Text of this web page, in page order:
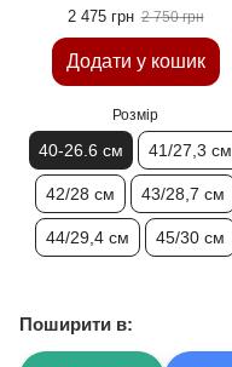
2 475 грн 2 750 грн
Додати у кошик
Розмір
40-26.6 см 41/27,3 см
42/28 см 43/28,7 см
44/29,4 см 45/30 см
Поширити в: